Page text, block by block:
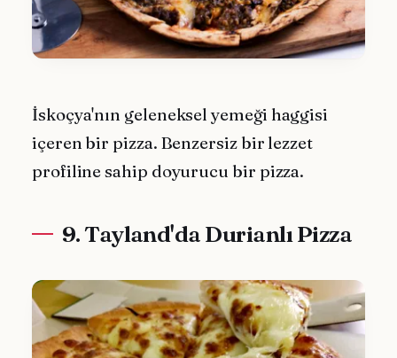
İskoçya'nın geleneksel yemeği haggisi
içeren bir pizza. Benzersiz bir lezzet
profiline sahip doyurucu bir pizza.
9. Tayland'da Durianlı Pizza